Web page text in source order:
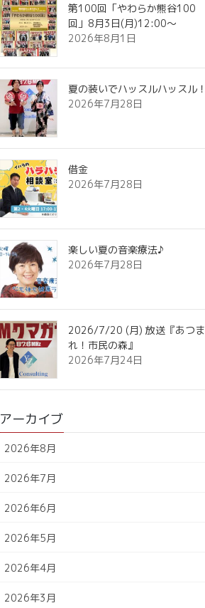
第100回「やわらか熊谷100
回」8月3日(月)12:00～
2026年8月1日
夏の装いでハッスルハッスル！
2026年7月28日
借金
2026年7月28日
楽しい夏の音楽療法♪
2026年7月28日
2026/7/20 (月) 放送『あつま
れ！市民の森』
2026年7月24日
アーカイブ
2026年8月
2026年7月
2026年6月
2026年5月
2026年4月
2026年3月